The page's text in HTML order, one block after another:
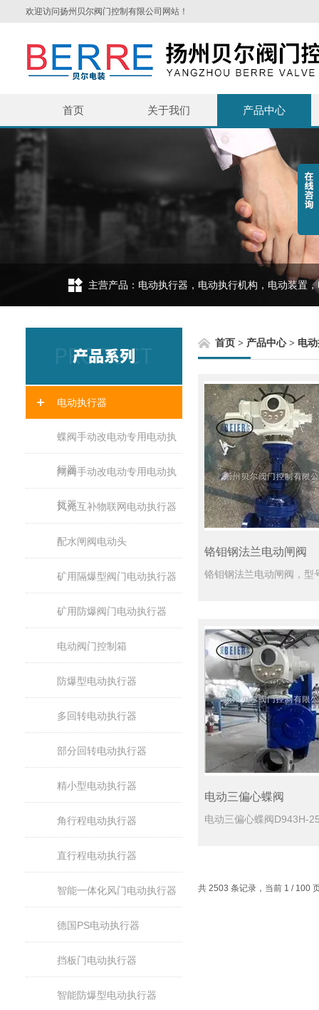
欢迎访问扬州贝尔阀门控制有限公司网站！
首页 关于我们 产品中心
主营产品：电动执行器，电动执行机构，电动装置
电动执行器
蝶阀手动改电动专用电动执
行器
闸阀手动改电动专用电动执
行器
风光互补物联网电动执行器
配水闸阀电动头
矿用隔爆型阀门电动执行器
矿用防爆阀门电动执行器
电动阀门控制箱
防爆型电动执行器
多回转电动执行器
部分回转电动执行器
精小型电动执行器
角行程电动执行器
直行程电动执行器
智能一体化风门电动执行器
德国PS电动执行器
挡板门电动执行器
智能防爆型电动执行器
首页> 产品中心> 电
铬钼钢法兰电动闸阀
电动三偏心蝶阀
共 2503 条记录，当前 1 / 100